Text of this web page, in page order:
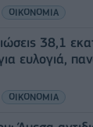
ΟΙΚΟΝΟΜΙΑ
38,1
ευλογιά,
ΟΙΚΟΝΟΜΙΑ